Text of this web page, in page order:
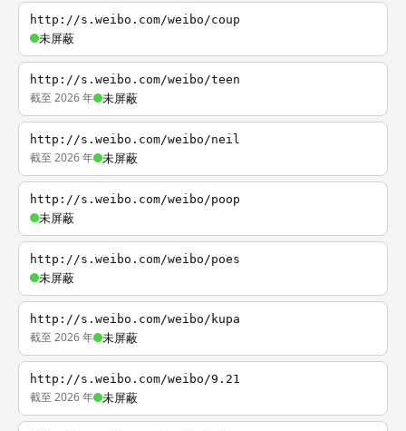
http://s.weibo.com/weibo/coup
未屏蔽
http://s.weibo.com/weibo/teen
截至 2026 年 未屏蔽
http://s.weibo.com/weibo/neil
截至 2026 年 未屏蔽
http://s.weibo.com/weibo/poop
未屏蔽
http://s.weibo.com/weibo/poes
未屏蔽
http://s.weibo.com/weibo/kupa
截至 2026 年 未屏蔽
http://s.weibo.com/weibo/9.21
截至 2026 年 未屏蔽